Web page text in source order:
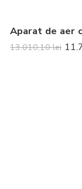
13.010,10lei